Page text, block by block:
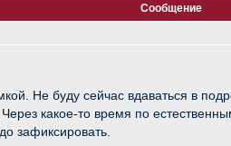
Сообщение
Не буду сейчас вдаваться в
какое-то время по
зафиксировать.